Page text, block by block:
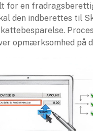
for en
den indberettes til
opmærksomhed på